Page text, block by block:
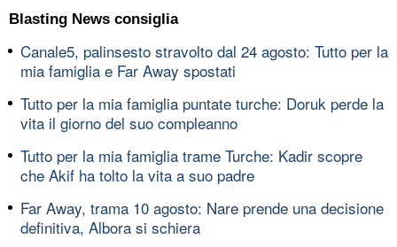
Blasting News consiglia
Canale5, palinsesto stravolto dal 24 agosto: Tutto per la
mia famiglia e Far Away spostati
Tutto per la mia famiglia puntate turche: Doruk perde la
vita il giorno del suo compleanno
Tutto per la mia famiglia trame Turche: Kadir scopre
che Akif ha tolto la vita a suo padre
Far Away, trama 10 agosto: Nare prende una decisione
definitiva, Albora si schiera